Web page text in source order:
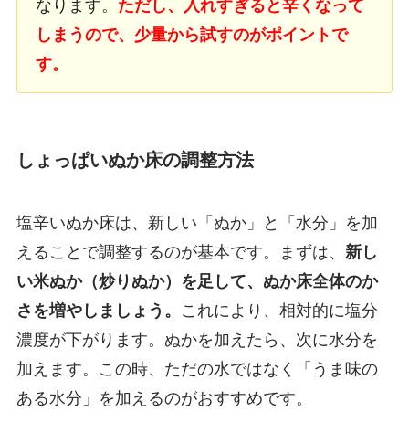
なります。 ただし、入れすぎると辛くなって
しまうので、少量から試すのがポイントで
す。
しょっぱいぬか床の調整方法
塩辛いぬか床は、新しい「ぬか」と「水分」を加
えることで調整するのが基本です。まずは、 新し
い米ぬか（炒りぬか）を足して、ぬか床全体のか
さを増やしましょう。
これにより、相対的に塩分
濃度が下がります。ぬかを加えたら、次に水分を
加えます。この時、ただの水ではなく「うま味の
ある水分」を加えるのがおすすめです。